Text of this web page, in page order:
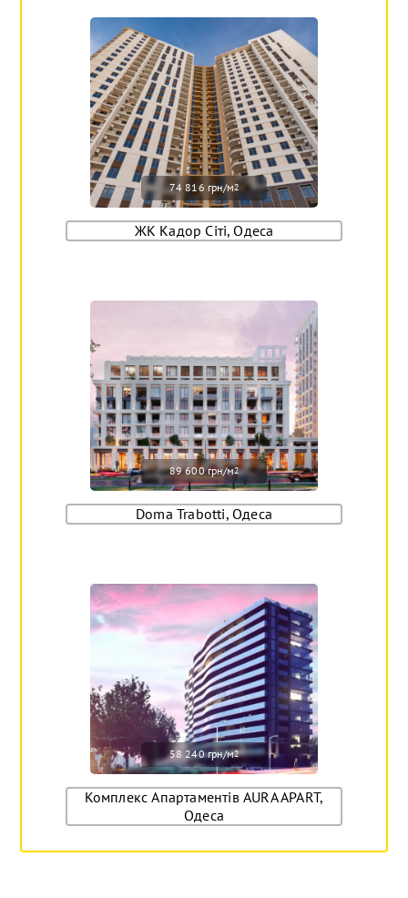
74 816 грн/м2
ЖК Кадор Сіті, Одеса
89 600 грн/м2
Doma Trabotti, Одеса
58 240 грн/м2
Комплекс Апартаментів AURA APART,
Одеса